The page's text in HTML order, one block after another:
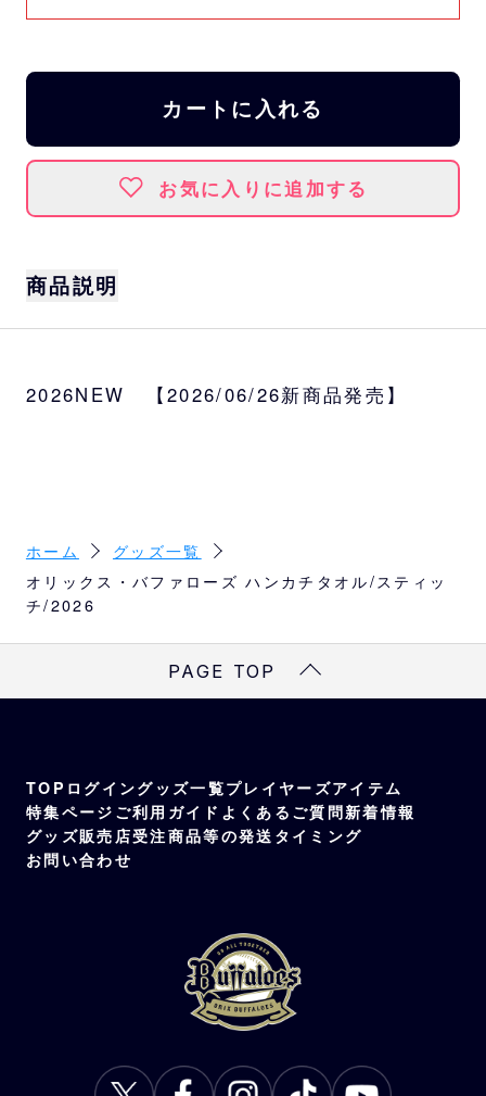
カートに入れる
お気に入りに追加する
商品説明
レクショングッズが初登場！
約20×20cm
素材
綿100％
2026NEW 【2026/06/26新商品発売】
ホーム
グッズ一覧
オリックス・バファローズ ハンカチタオル/スティッ
チ/2026
PAGE TOP
TOP ログイングッズ一覧プレイヤーズアイテム
特集ページ ご利用ガイド よくあるご質問新着情報
グッズ販売店受注商品等の発送タイミング
お問い合わせ